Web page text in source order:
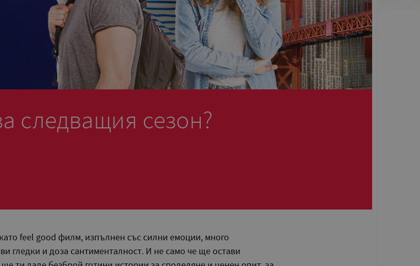
следващия сезон?
feel good филм, изпълнен със силни емоции, много
гледки и доза сантименталност. И не само че ще остави